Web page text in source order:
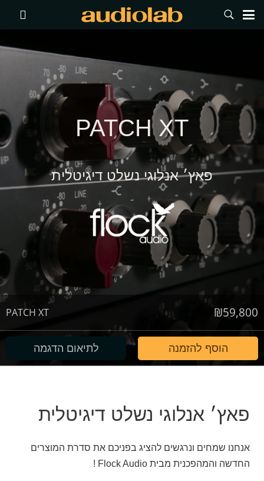
PATCH XT
פאץ׳ אנלוגי נשלט דיגיטלית
₪59,800
PATCH XT
הוסף להזמנה לתיאום הדגמה
פאץ׳ אנלוגי נשלט דיגיטלית
אנחנו שמחים ונרגשים להציג בפניכם את סדרת המוצרים
החדשה והמהפכנית מבית Flock Audio !